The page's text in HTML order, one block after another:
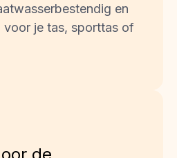
en
je tas, sporttas of
de